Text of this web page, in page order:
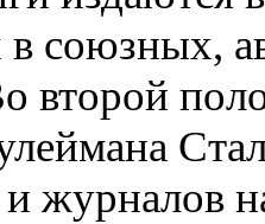
в союзных,
второй
и журналов